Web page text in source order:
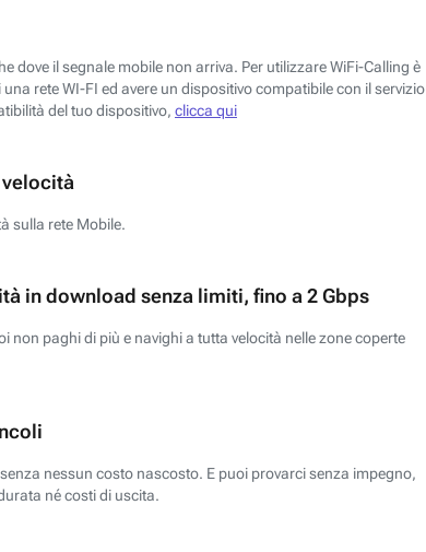
dove il segnale mobile non arriva. Per utilizzare WiFi-Calling è
rete WI-FI ed avere un dispositivo compatibile con il servizio
del tuo dispositivo, clicca qui
velocità
sulla rete Mobile.
in download senza limiti, fino a 2 Gbps
non paghi di più e navighi a tutta velocità nelle zone coperte
nessun costo nascosto. E puoi provarci senza impegno,
né costi di uscita.